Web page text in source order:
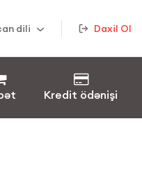
dili Daxil Ol
Kredit ödənişi